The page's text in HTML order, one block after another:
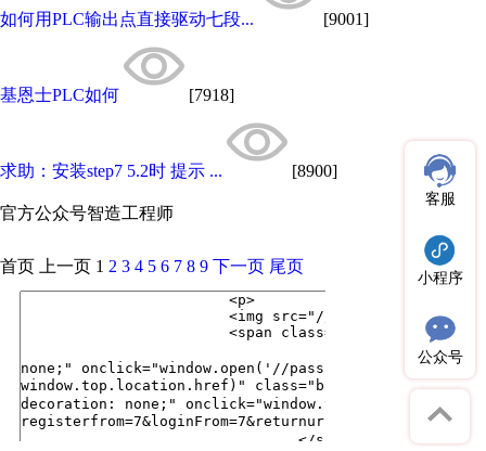
如何用PLC输出点直接驱动七段... [9001]
基恩士PLC如何 [7918]
求助：安装step7 5.2时 提示 ... [8900]
官方公众号智造工程师
客服
小程序
公众号
首页 上一页 1 2 3 4 5 6 7 8 9 下一页 尾页